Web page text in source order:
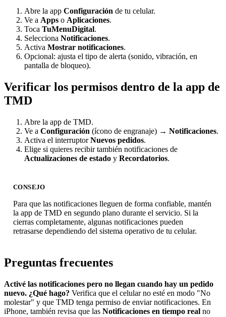
Abre la app Configuración de tu celular.
Ve a Apps o Aplicaciones.
Toca TuMenuDigital.
Selecciona Notificaciones.
Activa Mostrar notificaciones.
Opcional: ajusta el tipo de alerta (sonido, vibración, en
pantalla de bloqueo).
Verificar los permisos dentro de la app de
TMD
Abre la app de TMD.
Ve a Configuración (ícono de engranaje) → Notificaciones.
Activa el interruptorNuevos pedidos.
Elige si quieres recibir también notificaciones de
Actualizaciones de estado y Recordatorios.
CONSEJO
Para que las notificaciones lleguen de forma confiable, mantén
la app de TMD en segundo plano durante el servicio. Si la
cierras completamente, algunas notificaciones pueden
retrasarse dependiendo del sistema operativo de tu celular.
Preguntas frecuentes
Activé las notificaciones pero no llegan cuando hay un pedido
nuevo. ¿Qué hago? Verifica que el celular no esté en modo "No
molestar" y que TMD tenga permiso de enviar notificaciones. En
iPhone, también revisa que las Notificaciones en tiempo real no